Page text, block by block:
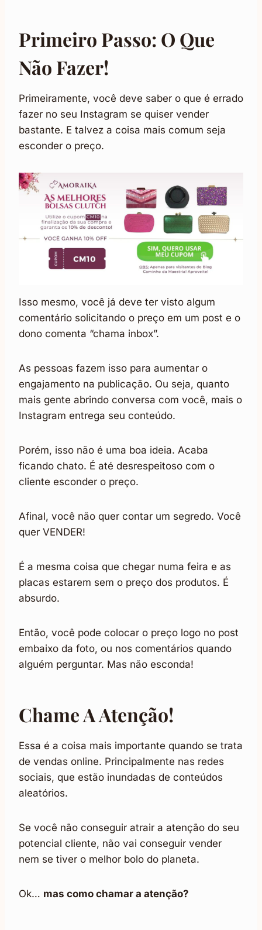
Primeiro Passo: O Que
Não Fazer!
Primeiramente, você deve saber o que é errado
fazer no seu Instagram se quiser vender
bastante. E talvez a coisa mais comum seja
esconder o preço.
Isso mesmo, você já deve ter visto algum
comentário solicitando o preço em um post e o
dono comenta “chama inbox”.
As pessoas fazem isso para aumentar o
engajamento na publicação. Ou seja, quanto
mais gente abrindo conversa com você, mais o
Instagram entrega seu conteúdo.
Porém, isso não é uma boa ideia. Acaba
ficando chato. É até desrespeitoso com o
cliente esconder o preço.
Afinal, você não quer contar um segredo. Você
quer VENDER!
É a mesma coisa que chegar numa feira e as
placas estarem sem o preço dos produtos. É
absurdo.
Então, você pode colocar o preço logo no post
embaixo da foto, ou nos comentários quando
alguém perguntar. Mas não esconda!
Chame A Atenção!
Essa é a coisa mais importante quando se trata
de vendas online. Principalmente nas redes
sociais, que estão inundadas de conteúdos
aleatórios.
Se você não conseguir atrair a atenção do seu
potencial cliente, não vai conseguir vender
nem se tiver o melhor bolo do planeta.
Ok… mas como chamar a atenção?